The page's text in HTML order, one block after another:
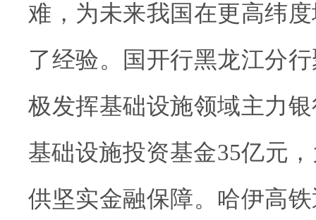
难，为未来我国在更高纬
了经验。国开行黑龙江分
极发挥基础设施领域主力
基础设施投资基金35亿元
供坚实金融保障。哈伊高